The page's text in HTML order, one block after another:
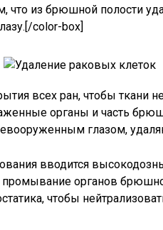
что из брюшной полости
color-box]
всех ран, чтобы ткани
органы и часть
глазом,
вводится
промывание органов
чтобы